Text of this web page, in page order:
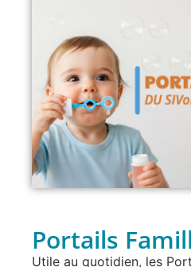
Portails
Utile au quotidien, les